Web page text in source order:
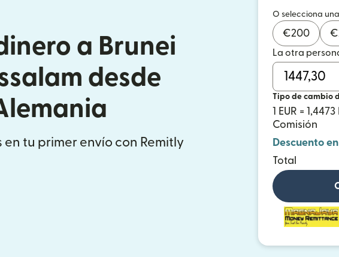
a Brunei
desde
en tu primer envío con Remitly
O selecciona
€200 €
La otra
Tipo de cambio
1 EUR = 1,4473
Comisión
Descuento
Total